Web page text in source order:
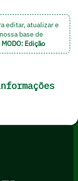
editar, atualizar e
base de
MODO: Edição